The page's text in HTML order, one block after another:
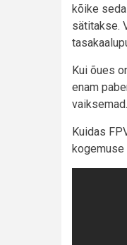
kõike
sätitakse.
Kui õues
enam
Kuidas